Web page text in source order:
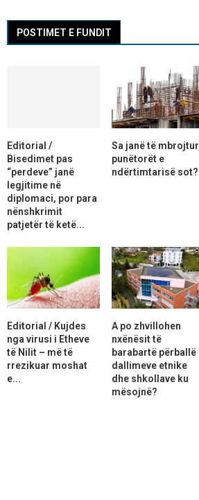
POSTIMET E FUNDIT
Editorial /
Bisedimet pas
“perdeve” janë
legjitime në
diplomaci, por para
nënshkrimit
patjetër të ketë...
Sa janë të mbrojtur
punëtorët e
ndërtimtarisë sot?
Editorial / Kujdes
nga virusi i Etheve
të Nilit – më të
rrezikuar moshat
e...
A po zhvillohen
nxënësit të
barabartë përballë
dallimeve etnike
dhe shkollave ku
mësojnë?